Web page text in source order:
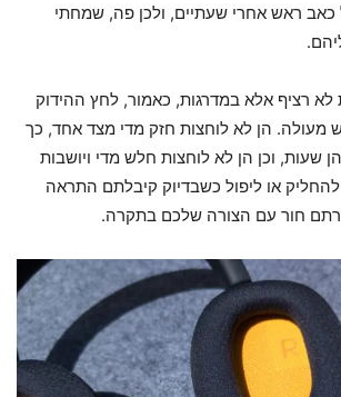
כאב ראש אחרי שעתיים, ולכן פה, שמחתי
לא רציף אלא במדרגות, כאמור, לחץ ההידוק
הן לא לוחצות חזק מדי מצד אחד, כך
וכן הן לא לוחצות חלש מדי ויושבות
או ליפול כשבדיוק קיבלתם התראה
חור עם הצורה שלכם בתקרה.